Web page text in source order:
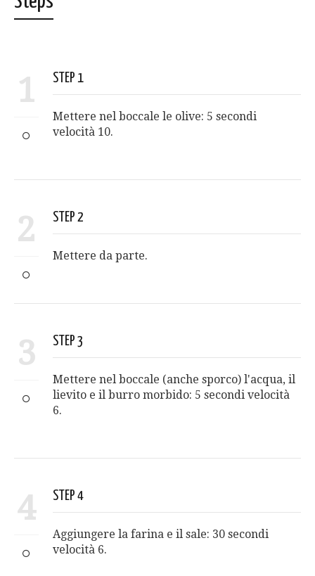
1 STEP 1
Mettere nel boccale le olive: 5 secondi
velocità 10.
2 STEP 2
Mettere da parte.
3 STEP 3
Mettere nel boccale (anche sporco) l'acqua, il
lievito e il burro morbido: 5 secondi velocità
6.
4 STEP 4
Aggiungere la farina e il sale: 30 secondi
velocità 6.